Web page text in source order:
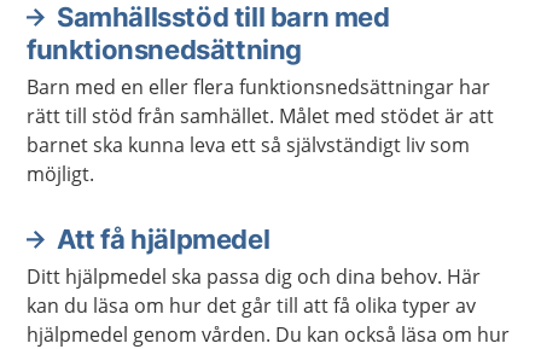
Samhällsstöd till barn med
funktionsnedsättning
Barn med en eller flera funktionsnedsättningar har
rätt till stöd från samhället. Målet med stödet är att
barnet ska kunna leva ett så självständigt liv som
möjligt.
Att få hjälpmedel
Ditt hjälpmedel ska passa dig och dina behov. Här
kan du läsa om hur det går till att få olika typer av
hjälpmedel genom vården. Du kan också läsa om hur